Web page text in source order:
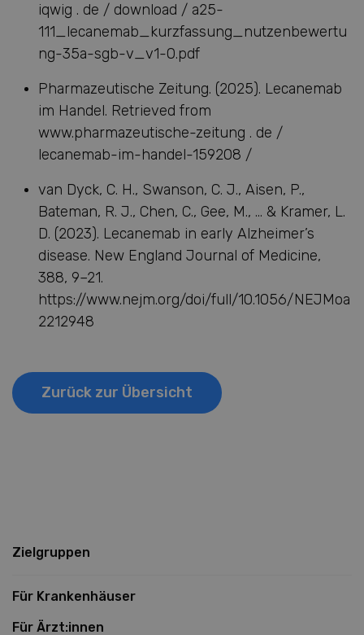
iqwig . de / download / a25-
111_lecanemab_kurzfassung_nutzenbewertu
ng-35a-sgb-v_v1-0.pdf
Pharmazeutische Zeitung. (2025). Lecanemab
im Handel. Retrieved from
www.pharmazeutische-zeitung . de /
lecanemab-im-handel-159208 /
van Dyck, C. H., Swanson, C. J., Aisen, P.,
Bateman, R. J., Chen, C., Gee, M., … & Kramer, L.
D. (2023). Lecanemab in early Alzheimer’s
disease. New England Journal of Medicine,
388, 9–21.
https://www.nejm.org/doi/full/10.1056/NEJMoa
2212948
Zurück zur Übersicht
Zielgruppen
Für Krankenhäuser
Für Ärzt:innen